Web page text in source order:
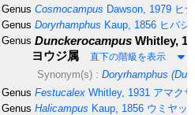
Genus Cosmocampus Dawson, 1979 ヒ
Genus Doryrhamphus Kaup, 1856 ヒバシ
Genus Dunckerocampus Whitley,
ヨウジ属
直下の階級を表示
Synonym(s) : Doryrhamphus
Genus Festucalex Whitley, 1931 アマク
Genus Halicampus Kaup, 1856 ウミヤッ